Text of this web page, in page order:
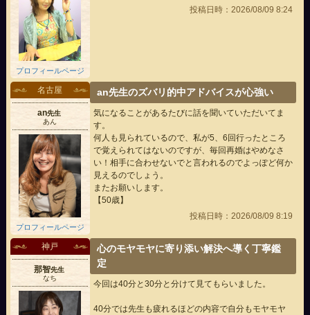
プロフィールページ
投稿日時：2026/08/09 8:24
名古屋
an先生
あん
プロフィールページ
an先生のズバリ的中アドバイスが心強い
気になることがあるたびに話を聞いていただいてま
す。
何人も見られているので、私が5、6回行ったところ
で覚えられてはないのですが、毎回再婚はやめなさ
い！相手に合わせないでと言われるのでよっぽど何か
見えるのでしょう。
またお願いします。
【50歳】
投稿日時：2026/08/09 8:19
神戸
那智先生
なち
心のモヤモヤに寄り添い解決へ導く丁寧鑑
定
今回は40分と30分と分けて見てもらいました。
40分では先生も疲れるほどの内容で自分もモヤモヤ